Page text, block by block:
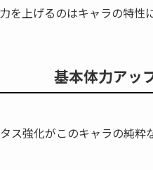
を上げるのはキャラの特性
基本体力アッ
ス強化がこのキャラの純粋